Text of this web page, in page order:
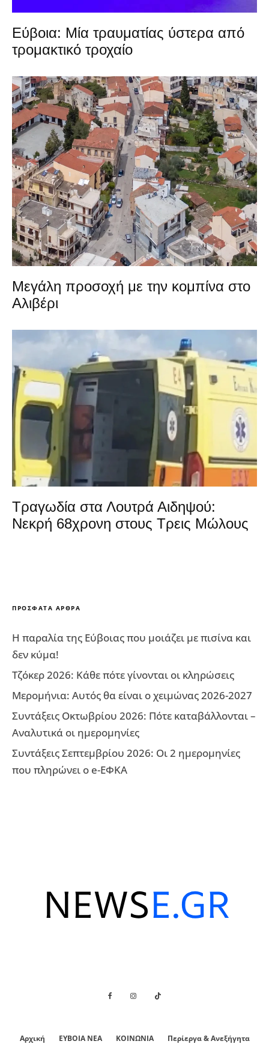
Εύβοια: Μία τραυματίας ύστερα από
τρομακτικό τροχαίο
Μεγάλη προσοχή με την κομπίνα στο
Αλιβέρι
Τραγωδία στα Λουτρά Αιδηψού:
Νεκρή 68χρονη στους Τρεις Μώλους
ΠΡΌΣΦΑΤΑ ΆΡΘΡΑ
Η παραλία της Εύβοιας που μοιάζει με πισίνα και
δεν κύμα!
Τζόκερ 2026: Κάθε πότε γίνονται οι κληρώσεις
Μερομήνια: Αυτός θα είναι ο χειμώνας 2026-2027
Συντάξεις Οκτωβρίου 2026: Πότε καταβάλλονται –
Αναλυτικά οι ημερομηνίες
Συντάξεις Σεπτεμβρίου 2026: Οι 2 ημερομηνίες
που πληρώνει ο e-ΕΦΚΑ
Αρχική ΕΥΒΟΙΑ ΝΕΑ ΚΟΙΝΩΝΙΑ Περίεργα & Ανεξήγητα